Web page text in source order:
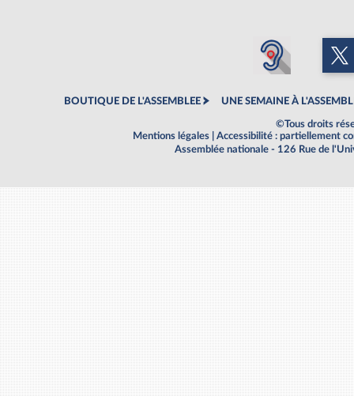
BOUTIQUE DE L'ASSEMBLEE UNE SEMAINE À
©Tous droits
Mentions légales
Accessibilité : partiellement
Assemblée nationale - 126 Rue de